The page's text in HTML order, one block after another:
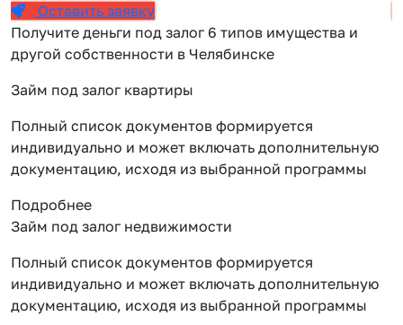
Оставить заявку
Получите деньги под залог 6 типов имущества и
другой собственности в Челябинске
Займ под залог квартиры
Полный список документов формируется
индивидуально и может включать дополнительную
документацию, исходя из выбранной программы
Подробнее
Займ под залог недвижимости
Полный список документов формируется
индивидуально и может включать дополнительную
документацию, исходя из выбранной программы